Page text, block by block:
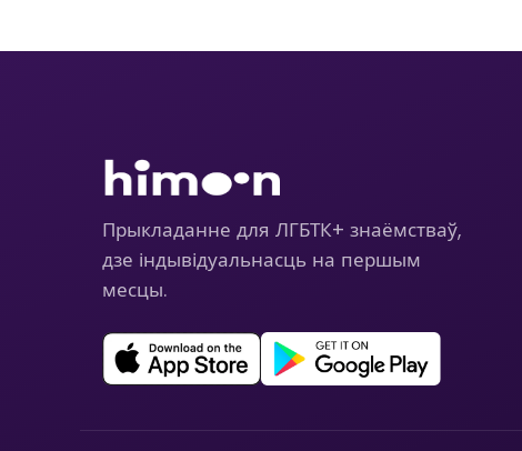
Прыкладанне для ЛГБТК+ знаёмстваў,
дзе індывідуальнасць на першым
месцы.